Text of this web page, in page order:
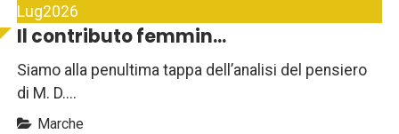
Lug2026
Il contributo femmin...
Siamo alla penultima tappa dell’analisi del pensiero
di M. D....
Marche